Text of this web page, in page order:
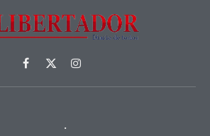
Facebook
X
(Twitter)
Instagram
.